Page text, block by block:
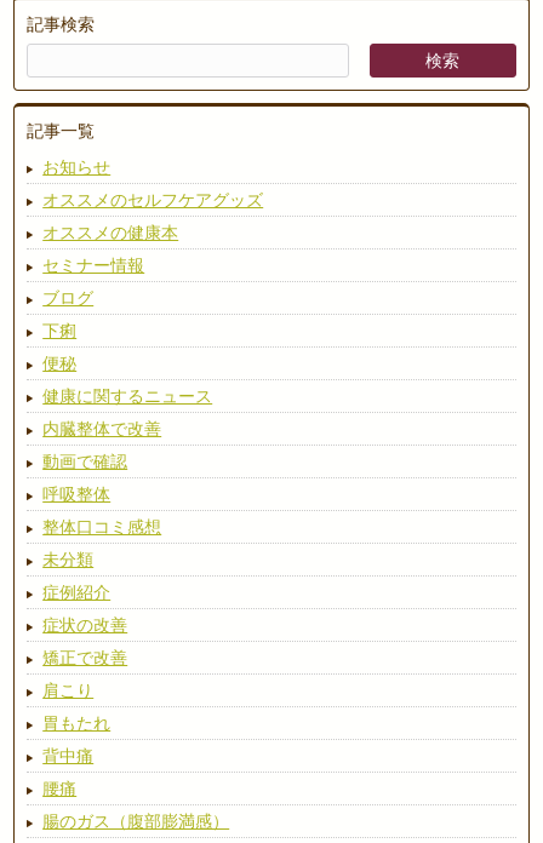
記事検索
記事一覧
お知らせ
オススメのセルフケアグッズ
オススメの健康本
セミナー情報
ブログ
下痢
便秘
健康に関するニュース
内臓整体で改善
動画で確認
呼吸整体
整体口コミ感想
未分類
症例紹介
症状の改善
矯正で改善
肩こり
胃もたれ
背中痛
腰痛
腸のガス（腹部膨満感）